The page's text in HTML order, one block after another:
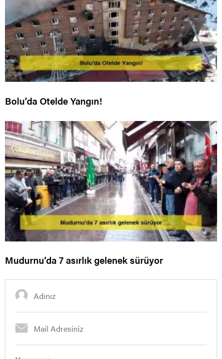
Bolu’da Otelde Yangın!
Mudurnu’da 7 asırlık gelenek sürüyor